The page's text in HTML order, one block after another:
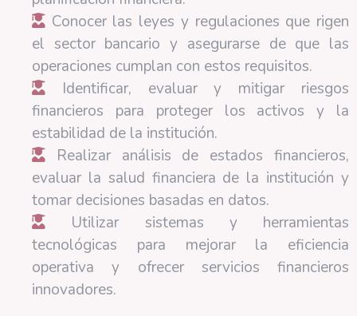
Conocer las leyes y regulaciones que rigen
el sector bancario y asegurarse de que las
operaciones cumplan con estos requisitos.
Identificar, evaluar y mitigar riesgos
financieros para proteger los activos y la
estabilidad de la institución.
Realizar análisis de estados financieros,
evaluar la salud financiera de la institución y
tomar decisiones basadas en datos.
Utilizar sistemas y herramientas
tecnológicas para mejorar la eficiencia
operativa y ofrecer servicios financieros
innovadores.